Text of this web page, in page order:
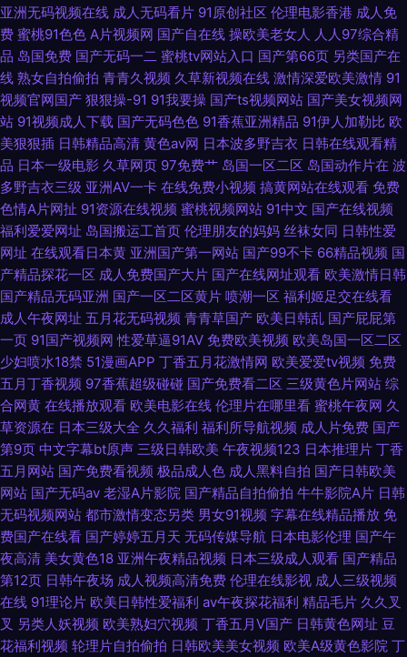
频婷婷 AV激情综合网 九九精品免费视频 手机一级h迷奸系列 91黑丝在线观
看 av成人导航影院 韩国伦理天堂电影院 日本阿v中文字幕 影视先锋高加勒
比av 91视频家庭 大香蕉肏你 久久国产秒 日黄页网韩 91传媒新数字化 91自
摸 欧美性爱1区2区 51社区免费国产 97午夜精品福利影院 久操久热 色噜噜狠
狠一二区三区 91V在线 ts赵恩静在线 丝袜人妻中出 欧美十二区 老湿机欧美
视频 东方AV东方在线 日韩另类九区 91n在线网页免费 五月天激情深爱网 AV
片区
亚洲无码视频在线 成人无码看片 91原创社区 伦理电影香港 成人免
费 蜜桃91色色 A片视频网 国产自在线 操欧美老女人 人人97综合精
品 岛国免费 国产无码一二 蜜桃tv网站入口 国产第66页 另类国产在
线 熟女自拍偷拍 青青久视频 久草新视频在线 激情深爱欧美激情 91
视频官网国产 狠狠操-91 91我要操 国产ts视频网站 国产美女视频网
站 91视频成人下载 国产无码色色 91香蕉亚洲精品 91伊人加勒比 欧
美狠狠插 日韩精品高清 黄色av网 日本波多野吉衣 日韩在线观看精
品 日本一级电影 久草网页 97免费艹 岛国一区二区 岛国动作片在 波
多野吉衣三级 亚洲AV一卡 在线免费小视频 搞黄网站在线观看 免费
色情A片网扯 91资源在线视频 蜜桃视频网站 91中文 国产在线视频
福利爱爱网址 岛国搬运工首页 伦理朋友的妈妈 丝袜女同 日韩性爱
网址 在线观看日本黄 亚洲国产第一网站 国产99不卡 66精品视频 国
产精品探花一区 成人免费国产大片 国产在线网址观看 欧美激情日韩
国产精品无码亚洲 国产一区二区黄片 喷潮一区 福利姬足交在线看
成人午夜网址 五月花无码视频 青青草国产 欧美日韩乱 国产屁屁第
一页 91国产视频网 性爱草逼91AV 免费欧美视频 欧美岛国一区二区
少妇喷水18禁 51漫画APP 丁香五月花激情网 欧美爱爱tv视频 免费
五月丁香视频 97香蕉超级碰碰 国产免费看二区 三级黄色片网站 综
合网黄 在线播放观看 欧美电影在线 伦理片在哪里看 蜜桃午夜网 久
草资源在 日本三级大全 久久福利 福利所导航视频 成人片免费 国产
第9页 中文字幕bt原声 三级日韩欧美 午夜视频123 日本推理片 丁香
五月网站 国产免费看视频 极品成人色 成人黑料自拍 国产日韩欧美
网站 国产无码av 老湿A片影院 国产精品自拍偷拍 牛牛影院A片 日韩
无码视频网站 都市激情变态另类 男女91视频 字幕在线精品播放 免
费国产在线看 国产婷婷五月天 无码传媒导航 日本电影伦理 国产午
夜高清 美女黄色18 亚洲午夜精品视频 日本三级成人观看 国产精品
第12页 日韩午夜场 成人视频高清免费 伦理在线影视 成人三级视频
在线 91理论片 欧美日韩性爱福利 av午夜探花福利 精品毛片 久久叉
叉 另类人妖视频 欧美熟妇穴视频 丁香五月V国产 日韩黄色网址 豆
花福利视频 轮理片自拍偷拍 日韩欧美美女视频 欧美A级黄色影院 丁